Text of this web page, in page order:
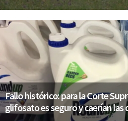
Fallo histórico: para la Corte
glifosato es seguro y caerían las